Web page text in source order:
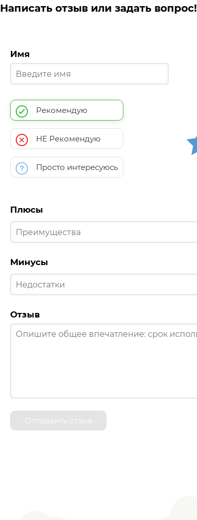
Написать отзыв или задать вопрос!
Имя
Рекомендую
НЕ Рекомендую
Просто интересуюсь
Плюсы
Минусы
Отзыв
Отправить отзыв